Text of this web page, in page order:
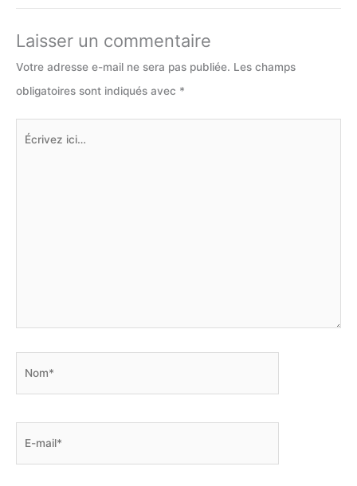
Laisser un commentaire
Votre adresse e-mail ne sera pas publiée. Les champs
obligatoires sont indiqués avec *